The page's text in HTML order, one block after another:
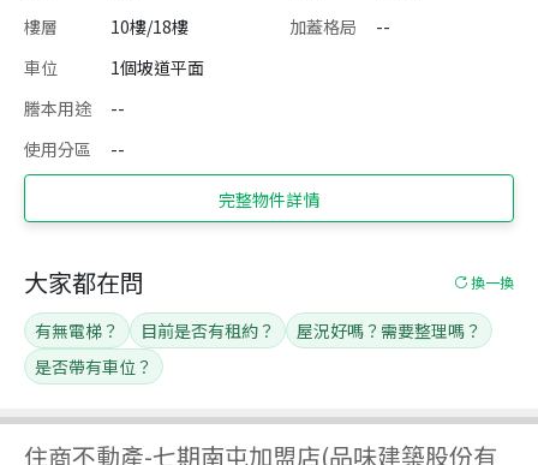
樓層
10樓/18樓 加蓋格局
--
車位
1個坡道平面
謄本用途
--
使用分區
--
完整物件詳情
住商不動產-七期南屯加盟店(品味建築股份有
大家都在問 換一換
有無電梯？ 目前是否有租約？
屋況好嗎？需要整理嗎？
是否帶有車位？